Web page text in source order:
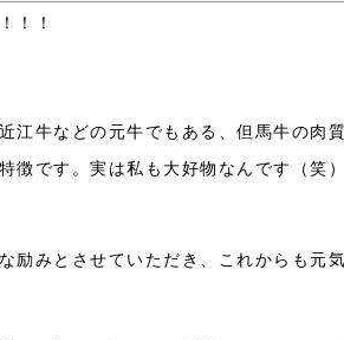
！！
江牛などの元牛でもある、但馬牛の肉質
徴です。実は私も大好物なんです（笑）
励みとさせていただき、これからも元気